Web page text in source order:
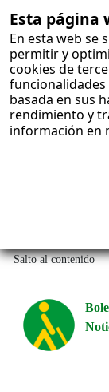
Esta página
En esta web se
permitir y
cookies de
basada en sus
rendimiento y
información en
Salto al contenido